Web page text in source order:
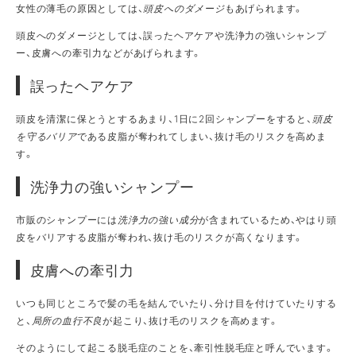
女性の薄毛の原因としては、頭皮へのダメージもあげられます。
頭皮へのダメージとしては、誤ったヘアケアや洗浄力の強いシャンプ
ー、皮膚への牽引力などがあげられます。
誤ったヘアケア
頭皮を清潔に保とうとするあまり、1日に2回シャンプーをすると、頭皮
を守るバリアである皮脂が奪われてしまい、抜け毛のリスクを高めま
す。
洗浄力の強いシャンプー
市販のシャンプーには洗浄力の強い成分が含まれているため、やはり頭
皮をバリアする皮脂が奪われ、抜け毛のリスクが高くなります。
皮膚への牽引力
いつも同じところで髪の毛を結んでいたり、分け目を付けていたりする
と、 局所の血行不良が起こり、抜け毛のリスクを高めます。
そのようにして起こる脱毛症のことを、牽引性脱毛症と呼んでいます。